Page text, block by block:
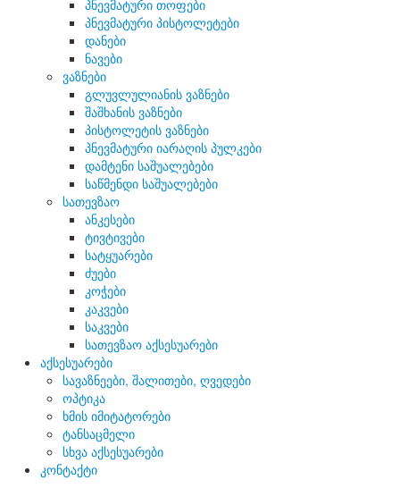
პნევმატური თოფები
პნევმატური პისტოლეტები
დანები
ნავები
ვაზნები
გლუვლულიანის ვაზნები
შაშხანის ვაზნები
პისტოლეტის ვაზნები
პნევმატური იარაღის პულკები
დამტენი საშუალებები
საწმენდი საშუალებები
სათევზაო
ანკესები
ტივტივები
სატყუარები
ძუები
კოჭები
კაკვები
საკვები
სათევზაო აქსესუარები
აქსესუარები
სავაზნეები, შალითები, ღვედები
ოპტიკა
ხმის იმიტატორები
ტანსაცმელი
სხვა აქსესუარები
კონტაქტი